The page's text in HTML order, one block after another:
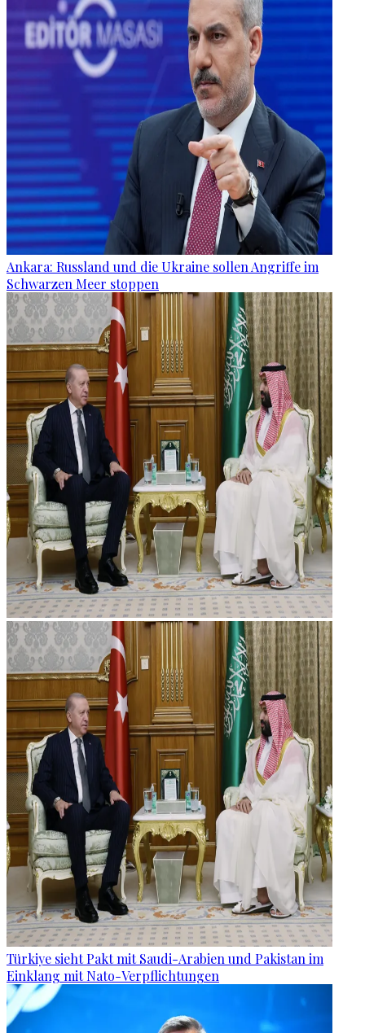
Ankara: Russland und die Ukraine sollen Angriffe im
Schwarzen Meer stoppen
Türkiye sieht Pakt mit Saudi-Arabien und Pakistan im
Einklang mit Nato-Verpflichtungen